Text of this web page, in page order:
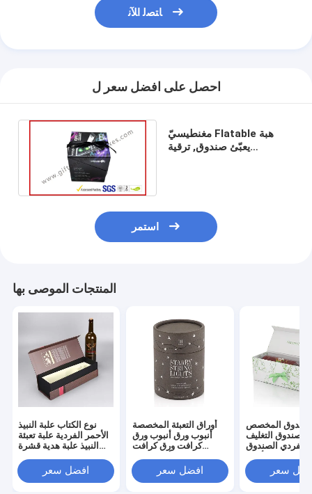
ﺎﺘﺼﻟ ﺍﻶﻧ
احصل على افضل سعر ل
مغنطيسيّ Flatable هبة
يعبّئ صندوق, ترقية
استمر
المنتجات الموصى بها
نوع الكتاب علبة النبيذ
الأحمر الفردية علبة تعبئة
النبيذ علبة هدية قشرة
الرمادي افضل سعر
أوراق التعبئة المخصصة
أنبوب ورق أنبوب ورق
كرافت ورق كرافت
جميلة ملصق التعبئة
الأوراق أنبوب
افضل سعر
المخصص
الصندوق التغليف
الفردي الصندوق
الصندوق الورقي
سعر